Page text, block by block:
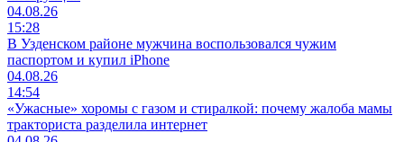
04.08.26
15:28
В Узденском районе мужчина воспользовался чужим
паспортом и купил iPhone
04.08.26
14:54
«Ужасные» хоромы с газом и стиралкой: почему жалоба мамы
тракториста разделила интернет